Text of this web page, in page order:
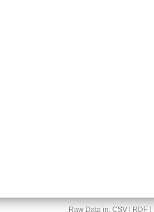
Raw Data in: CSV| RDF (